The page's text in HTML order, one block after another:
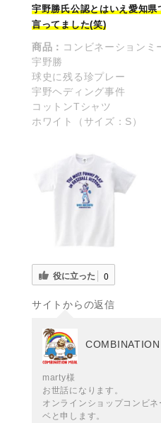
宇野勝氏公認とはいえ愛知
言ってました(笑)
商品： コンビネーションミ
宇野勝
球史に残る珍プレー
宇野ヘディング事件
コットンTシャツ
ホワイト（サイズ：S）
役に立った 0
サイトからの返信
marty様
お世話になります。
オンラインショップコンビ
ベと申します。